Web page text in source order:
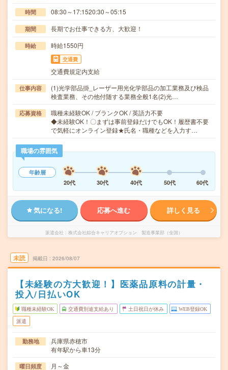
時間 08:30～17:1520:30～05:15
期間 長期でお仕事できる方、大歓迎！
時給 時給1550円
交通費
交通費規定内支給
仕事内容
(1)光学部品掛_レーザー用光化学部品の加工業務及び検品
検査業務、その他付随する業務全般1名(2)光…
応募資格
職種未経験OK / ブランクOK / 英語力不要
◆未経験OK！〇まずは事前登録だけでもOK！履歴書不要
で気軽にオンライン登録★氏名・職種などを入力す…
職場の雰囲気
年齢層
20代
30代 40代 50代 60代
気になる! 応募へ進む 詳しく見る
派遣会社 株式会社綜合キャリアオプション 製造事業部（全国）
未読 掲載日 2026/08/07
【未経験の方大歓迎！】医薬品原料の計量・
投入/日払いOK
職種未経験OK 交通費別途支給あり 土日祝日が休み WEB登録OK
派遣
勤務地
兵庫県赤穂市
有年駅から車13分
曜日頻度 月～金